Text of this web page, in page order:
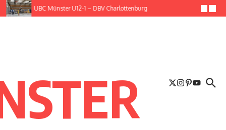
UBC Münster U12-1 – DBV Charlottenburg